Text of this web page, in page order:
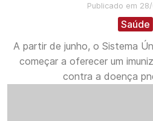
Publicado em
Saúde
A partir de junho, o Sistema
começar a oferecer um
contra a doença